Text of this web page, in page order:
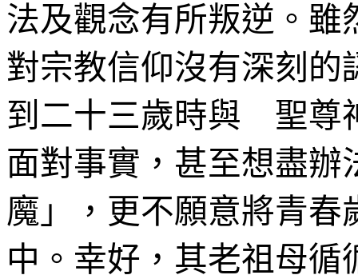
法及觀念有所叛逆。雖
對宗教信仰沒有深刻的
到二十三歲時與 聖尊
面對事實，甚至想盡辦
魔」，更不願意將青春
中。幸好，其老祖母